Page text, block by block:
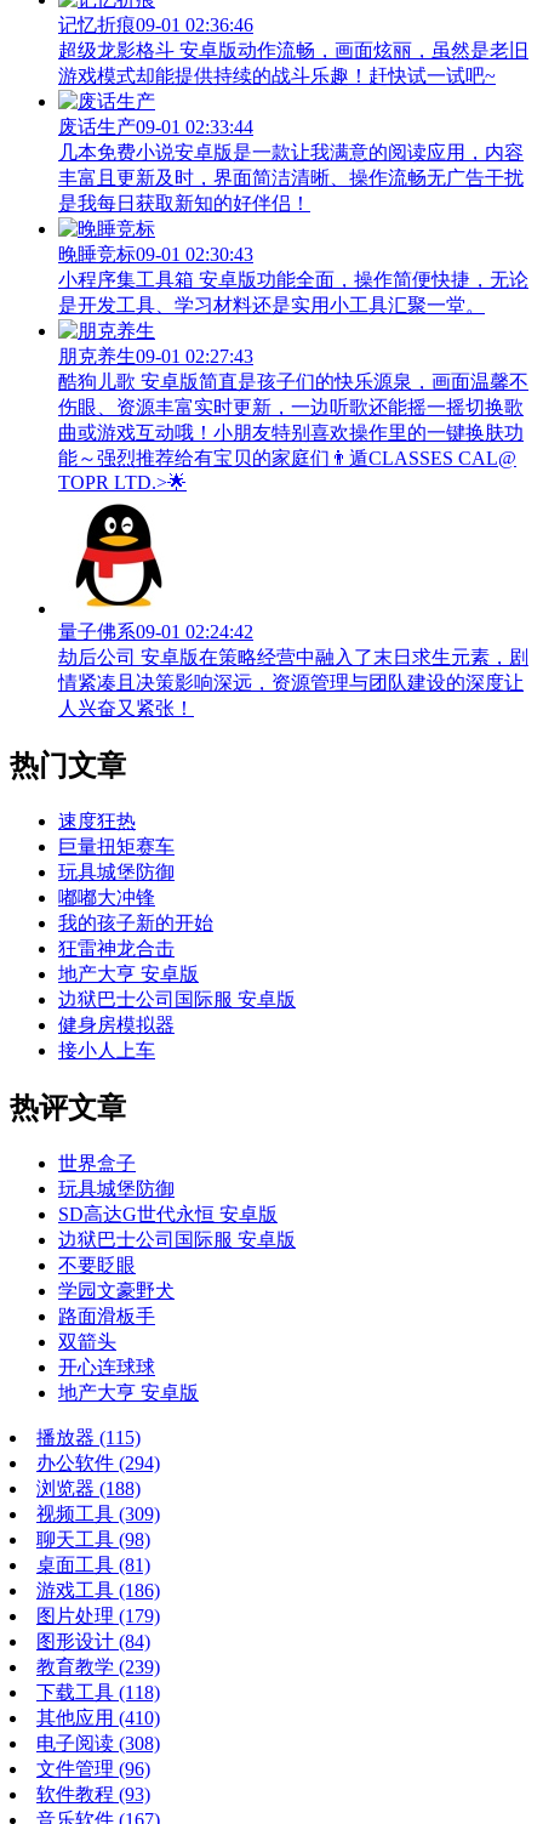
记忆折痕09-01 02:36:46
超级龙影格斗 安卓版动作流畅，画面炫丽，虽然是老旧
游戏模式却能提供持续的战斗乐趣！赶快试一试吧~
废话生产09-01 02:33:44
几本免费小说安卓版是一款让我满意的阅读应用，内容
丰富且更新及时，界面简洁清晰、操作流畅无广告干扰
是我每日获取新知的好伴侣！
晚睡竞标09-01 02:30:43
小程序集工具箱 安卓版功能全面，操作简便快捷，无论
是开发工具、学习材料还是实用小工具汇聚一堂。
朋克养生09-01 02:27:43
酷狗儿歌 安卓版简直是孩子们的快乐源泉，画面温馨不
伤眼、资源丰富实时更新，一边听歌还能摇一摇切换歌
曲或游戏互动哦！小朋友特别喜欢操作里的一键换肤功
能～强烈推荐给有宝贝的家庭们👨‍遁️CLASSES CAL@
TOPR LTD.>🌟
量子佛系09-01 02:24:42
劫后公司 安卓版在策略经营中融入了末日求生元素，剧
情紧凑且决策影响深远，资源管理与团队建设的深度让
人兴奋又紧张！
热门文章
速度狂热
巨量扭矩赛车
玩具城堡防御
嘟嘟大冲锋
我的孩子新的开始
狂雷神龙合击
地产大亨 安卓版
边狱巴士公司国际服 安卓版
健身房模拟器
接小人上车
热评文章
世界盒子
玩具城堡防御
SD高达G世代永恒 安卓版
边狱巴士公司国际服 安卓版
不要眨眼
学园文豪野犬
路面滑板手
双箭头
开心连球球
地产大亨 安卓版
播放器 (115)
办公软件 (294)
浏览器 (188)
视频工具 (309)
聊天工具 (98)
桌面工具 (81)
游戏工具 (186)
图片处理 (179)
图形设计 (84)
教育教学 (239)
下载工具 (118)
其他应用 (410)
电子阅读 (308)
文件管理 (96)
软件教程 (93)
音乐软件 (167)